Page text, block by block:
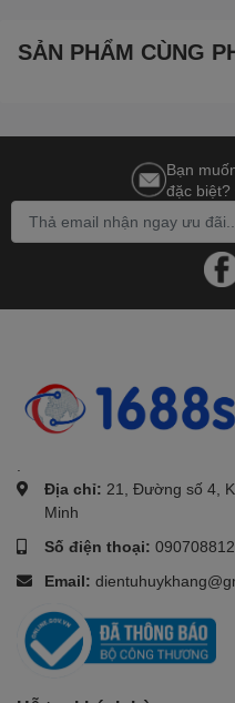
SẢN PHẨM CÙNG
Bạn
đặc biệt?
Địa chỉ: 21, Đường số 4,
Minh
Số điện thoại:
Email: